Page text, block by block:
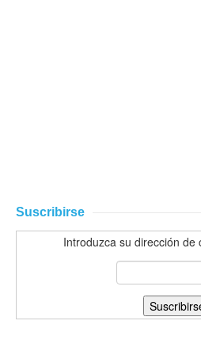
Suscribirse
Introduzca su dirección de